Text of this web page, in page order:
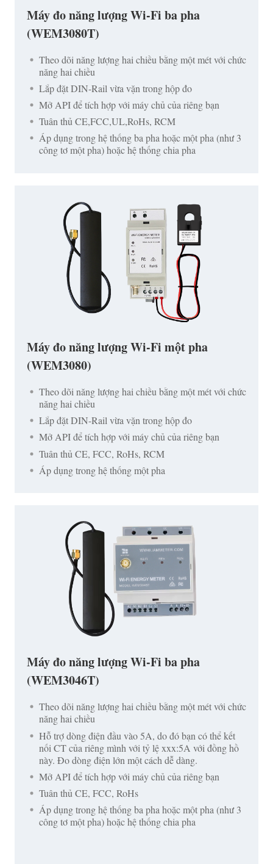
Máy đo năng lượng Wi-Fi ba pha
(WEM3080T)
Theo dõi năng lượng hai chiều bằng một mét với chức
năng hai chiều
Lắp đặt DIN-Rail vừa vặn trong hộp đo
Mở API để tích hợp với máy chủ của riêng bạn
Tuân thủ CE,FCC,UL,RoHs, RCM
Áp dụng trong hệ thống ba pha hoặc một pha (như 3
công tơ một pha) hoặc hệ thống chia pha
Máy đo năng lượng Wi-Fi một pha
(WEM3080)
Theo dõi năng lượng hai chiều bằng một mét với chức
năng hai chiều
Lắp đặt DIN-Rail vừa vặn trong hộp đo
Mở API để tích hợp với máy chủ của riêng bạn
Tuân thủ CE, FCC, RoHs, RCM
Áp dụng trong hệ thống một pha
Máy đo năng lượng Wi-Fi ba pha
(WEM3046T)
Theo dõi năng lượng hai chiều bằng một mét với chức
năng hai chiều
Hỗ trợ dòng điện đầu vào 5A, do đó bạn có thể kết
nối CT của riêng mình với tỷ lệ xxx:5A với đồng hồ
này. Đo dòng điện lớn một cách dễ dàng.
Mở API để tích hợp với máy chủ của riêng bạn
Tuân thủ CE, FCC, RoHs
Áp dụng trong hệ thống ba pha hoặc một pha (như 3
công tơ một pha) hoặc hệ thống chia pha